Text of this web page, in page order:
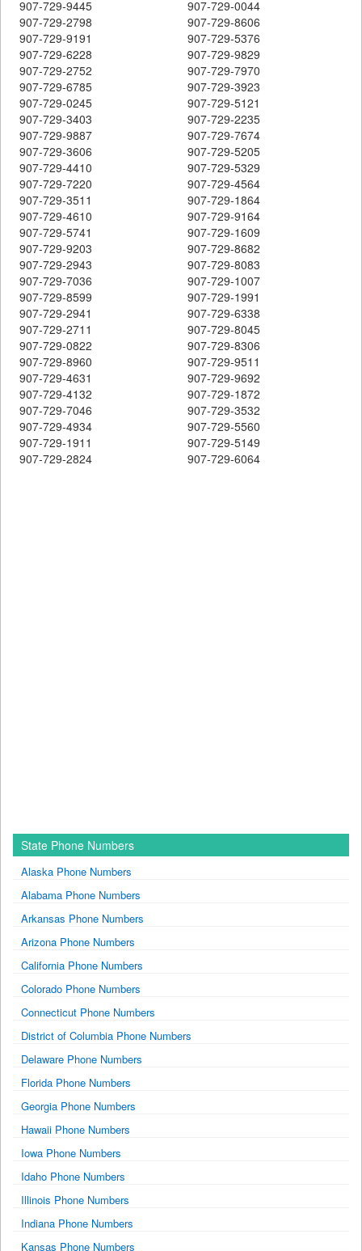
907-729-9445
907-729-0044
907-729-2798
907-729-8606
907-729-9191
907-729-5376
907-729-6228
907-729-9829
907-729-2752
907-729-7970
907-729-6785
907-729-3923
907-729-0245
907-729-5121
907-729-3403
907-729-2235
907-729-9887
907-729-7674
907-729-3606
907-729-5205
907-729-4410
907-729-5329
907-729-7220
907-729-4564
907-729-3511
907-729-1864
907-729-4610
907-729-9164
907-729-5741
907-729-1609
907-729-9203
907-729-8682
907-729-2943
907-729-8083
907-729-7036
907-729-1007
907-729-8599
907-729-1991
907-729-2941
907-729-6338
907-729-2711
907-729-8045
907-729-0822
907-729-8306
907-729-8960
907-729-9511
907-729-4631
907-729-9692
907-729-4132
907-729-1872
907-729-7046
907-729-3532
907-729-4934
907-729-5560
907-729-1911
907-729-5149
907-729-2824
907-729-6064
State Phone Numbers
Alaska Phone Numbers
Alabama Phone Numbers
Arkansas Phone Numbers
Arizona Phone Numbers
California Phone Numbers
Colorado Phone Numbers
Connecticut Phone Numbers
District of Columbia Phone Numbers
Delaware Phone Numbers
Florida Phone Numbers
Georgia Phone Numbers
Hawaii Phone Numbers
Iowa Phone Numbers
Idaho Phone Numbers
Illinois Phone Numbers
Indiana Phone Numbers
Kansas Phone Numbers